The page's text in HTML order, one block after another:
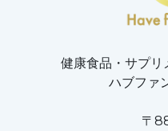
健康食品・サプ
ハブファ
〒